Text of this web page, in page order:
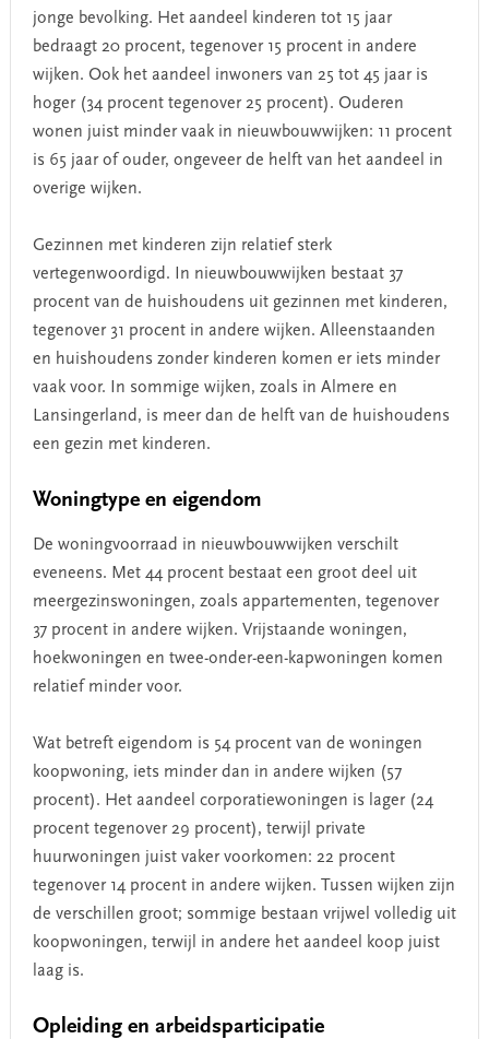
jonge bevolking. Het aandeel kinderen tot 15 jaar
bedraagt 20 procent, tegenover 15 procent in andere
wijken. Ook het aandeel inwoners van 25 tot 45 jaar is
hoger (34 procent tegenover 25 procent). Ouderen
wonen juist minder vaak in nieuwbouwwijken: 11 procent
is 65 jaar of ouder, ongeveer de helft van het aandeel in
overige wijken.
Gezinnen met kinderen zijn relatief sterk
vertegenwoordigd. In nieuwbouwwijken bestaat 37
procent van de huishoudens uit gezinnen met kinderen,
tegenover 31 procent in andere wijken. Alleenstaanden
en huishoudens zonder kinderen komen er iets minder
vaak voor. In sommige wijken, zoals in Almere en
Lansingerland, is meer dan de helft van de huishoudens
een gezin met kinderen.
Woningtype en eigendom
De woningvoorraad in nieuwbouwwijken verschilt
eveneens. Met 44 procent bestaat een groot deel uit
meergezinswoningen, zoals appartementen, tegenover
37 procent in andere wijken. Vrijstaande woningen,
hoekwoningen en twee-onder-een-kapwoningen komen
relatief minder voor.
Wat betreft eigendom is 54 procent van de woningen
koopwoning, iets minder dan in andere wijken (57
procent). Het aandeel corporatiewoningen is lager (24
procent tegenover 29 procent), terwijl private
huurwoningen juist vaker voorkomen: 22 procent
tegenover 14 procent in andere wijken. Tussen wijken zijn
de verschillen groot; sommige bestaan vrijwel volledig uit
koopwoningen, terwijl in andere het aandeel koop juist
laag is.
Opleiding en arbeidsparticipatie